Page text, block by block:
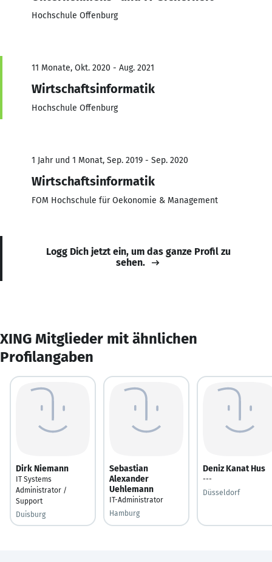
Hochschule Offenburg
11 Monate, Okt. 2020 - Aug. 2021
Wirtschaftsinformatik
Hochschule Offenburg
1 Jahr und 1 Monat, Sep. 2019 - Sep. 2020
Wirtschaftsinformatik
FOM Hochschule für Oekonomie & Management
Logg Dich jetzt ein, um das ganze Profil zu
sehen.
XING Mitglieder mit ähnlichen
Profilangaben
Dirk Niemann
IT Systems
Administrator /
Support
Duisburg
Sebastian
Alexander
Uehlemann
IT-Administrator
Hamburg
Deniz Kanat Hus
---
Düsseldorf